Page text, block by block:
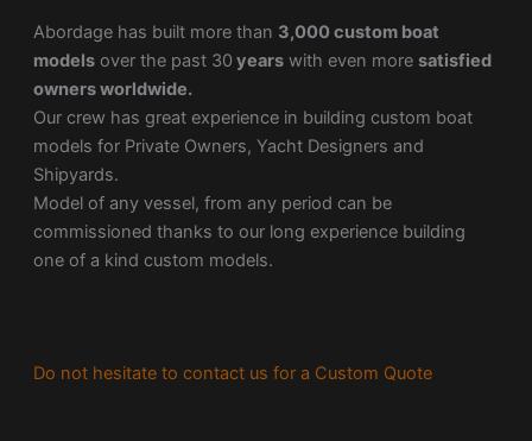
Abordage has built more than 3,000 custom boat
modelsover the past 30 yearswith even more satisfied
owners worldwide.
Our crew has great experience in building custom boat
models for Private Owners, Yacht Designers and
Shipyards.
Model of any vessel, from any period can be
commissioned thanks to our long experience building
one of a kind custom models.
Do not hesitate to contact us for a Custom Quote